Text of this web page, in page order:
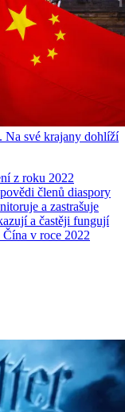
Na své krajany dohlíží
z roku 2022
členů diaspory
a zastrašuje
a častěji fungují
v roce 2022